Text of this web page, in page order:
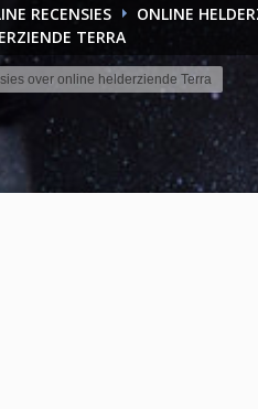
RECENSIES
ONLINE
TERRA
over online helderziende Terra